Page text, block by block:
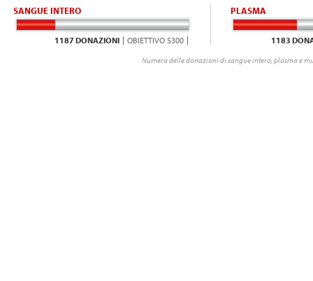
SANGUE INTERO
1187 DONAZIONI OBIETTIVO 5300
PLASMA
1183
Numero delle donazioni di sangue intero, plasma e